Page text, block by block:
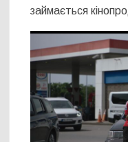
займається